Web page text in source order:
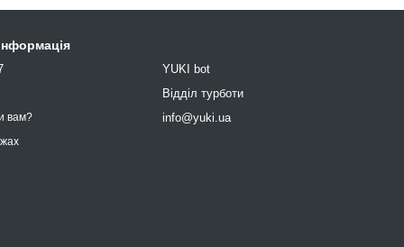
вам?
YUKI bot
Відділ турботи
info@yuki.ua